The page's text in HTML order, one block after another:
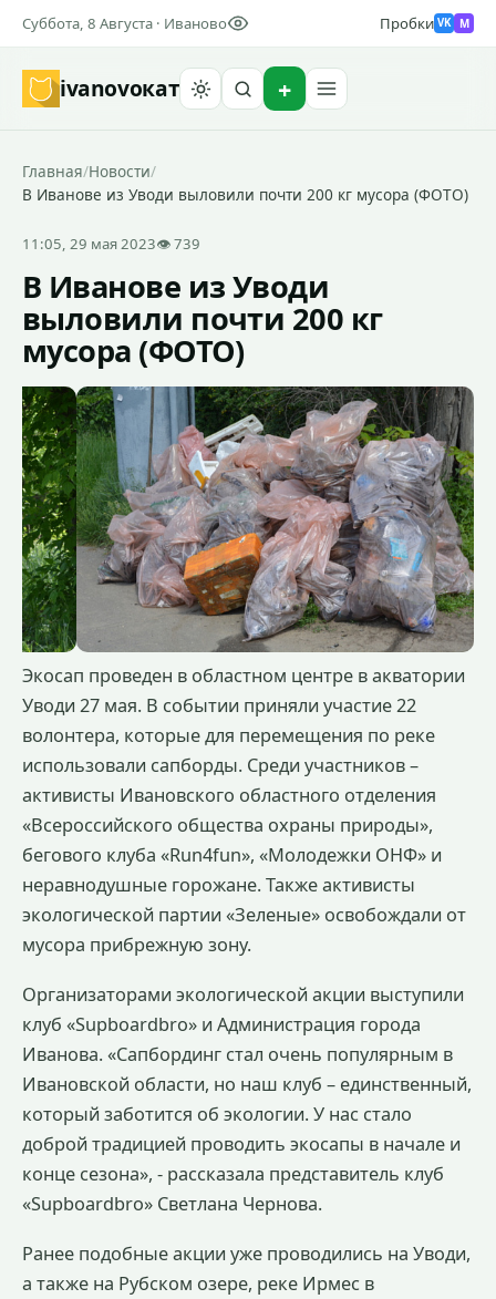
Суббота, 8 Августа · Иваново Пробки VK M
ivanovoкат
Главная/Новости/
В Иванове из Уводи выловили почти 200 кг мусора (ФОТО)
11:05, 29 мая 2023👁 739
В Иванове из Уводи
выловили почти 200 кг
мусора (ФОТО)
Экосап проведен в областном центре в акватории
Уводи 27 мая. В событии приняли участие 22
волонтера, которые для перемещения по реке
использовали сапборды. Среди участников –
активисты Ивановского областного отделения
«Всероссийского общества охраны природы»,
бегового клуба «Run4fun», «Молодежки ОНФ» и
неравнодушные горожане. Также активисты
экологической партии «Зеленые» освобождали от
мусора прибрежную зону.
Организаторами экологической акции выступили
клуб «Supboardbro» и Администрация города
Иванова. «Сапбординг стал очень популярным в
Ивановской области, но наш клуб – единственный,
который заботится об экологии. У нас стало
доброй традицией проводить экосапы в начале и
конце сезона», - рассказала представитель клуб
«Supboardbro» Светлана Чернова.
Ранее подобные акции уже проводились на Уводи,
а также на Рубском озере, реке Ирмес в